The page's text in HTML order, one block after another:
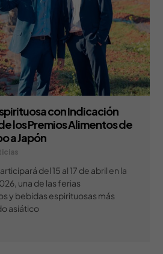
con Indicación
los Premios Alimentos de
a Japón
del 15 al 17 de abril en la
una de las ferias
y bebidas espirituosas más
asiático